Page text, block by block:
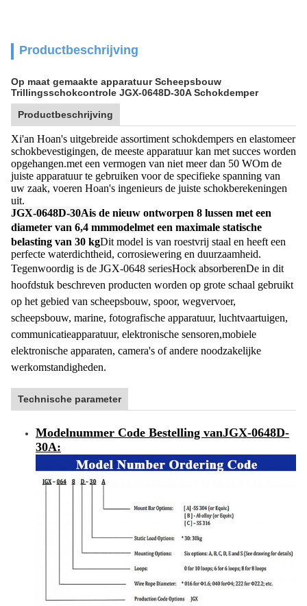
Productbeschrijving
Op maat gemaakte apparatuur Scheepsbouw
Trillingsschokcontrole JGX-0648D-30A Schokdemper
Productbeschrijving
Xi'an Hoan's uitgebreide assortiment schokdempers en elastomeer
schokbevestigingen, de meeste apparatuur kan met succes worden
opgehangen.met een vermogen van niet meer dan 50 WOm de
juiste apparatuur te gebruiken voor de specifieke spanning van
uw zaak, voeren Hoan's ingenieurs de juiste schokberekeningen
uit.
JGX-0648D-30Ais de nieuw ontworpen 8 lussen met een
diameter van 6,4 mmmodelmet een maximale statische
belasting van 30 kgDit model is van roestvrij staal en heeft een
perfecte waterdichtheid, corrosiewering en duurzaamheid.
Tegenwoordig is de JGX-0648 seriesHock absorberenDe in dit
hoofdstuk beschreven producten worden op grote schaal gebruikt
op het gebied van scheepsbouw, spoor, wegvervoer,
scheepsbouw, marine, fotografische apparatuur, luchtvaartuigen,
communicatieapparatuur, elektronische sensoren,mobiele
elektronische apparaten, camera's of andere noodzakelijke
werkomstandigheden.
Technische parameter
Modelnummer Code Bestelling vanJGX-0648D-
30A: